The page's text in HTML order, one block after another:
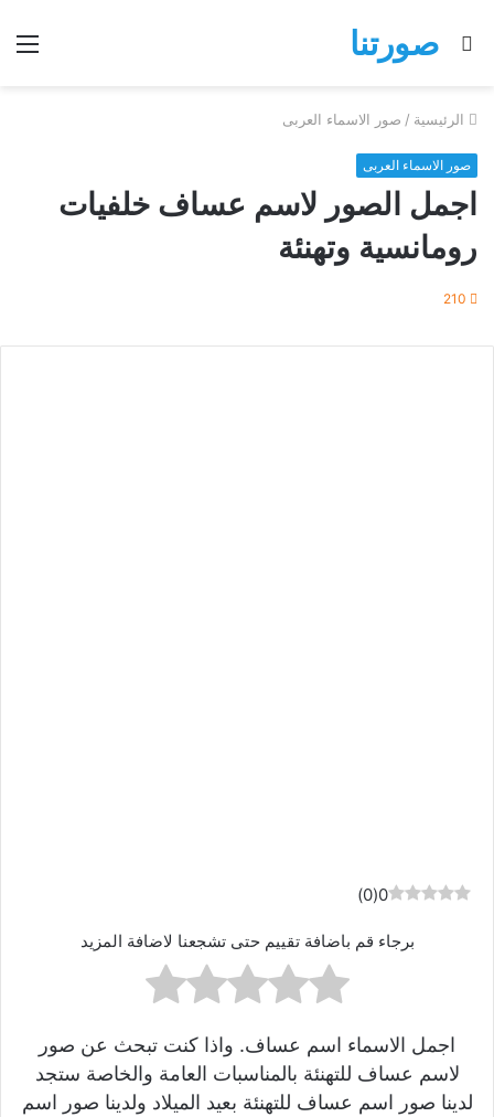
صورتنا
بحث
الرئيسية / صور الاسماء العربى
صور الاسماء العربى
اجمل الصور لاسم عساف خلفيات
رومانسية وتهنئة
210
0
(
0
)
برجاء قم باضافة تقييم حتى تشجعنا لاضافة المزيد
اجمل الاسماء اسم عساف. واذا كنت تبحث عن صور
لاسم عساف للتهنئة بالمناسبات العامة والخاصة ستجد
لدينا صور اسم عساف للتهنئة بعيد الميلاد ولدينا صور اسم